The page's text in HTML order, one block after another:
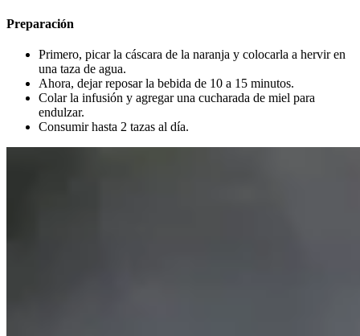
Preparación
Primero, picar la cáscara de la naranja y colocarla a hervir en
una taza de agua.
Ahora, dejar reposar la bebida de 10 a 15 minutos.
Colar la infusión y agregar una cucharada de miel para
endulzar.
Consumir hasta 2 tazas al día.